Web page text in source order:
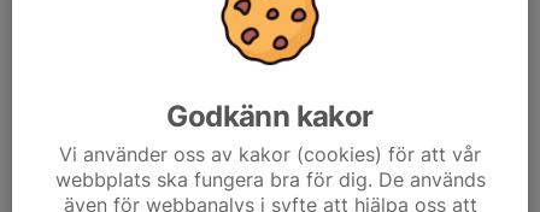
Godkänn kakor
Vi använder oss av kakor (cookies) för att vår
webbplats ska fungera bra för dig. De används
även för webbanalys i syfte att hjälpa oss att